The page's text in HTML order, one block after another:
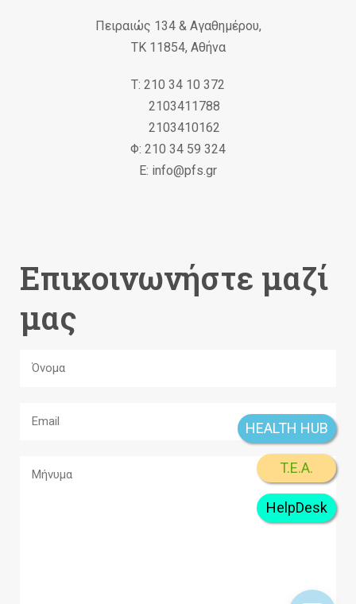
Πειραιώς 134 & Αγαθημέρου,
ΤΚ 11854, Αθήνα
Τ: 210 34 10 372
2103411788
2103410162
Φ: 210 34 59 324
Ε: info@pfs.gr
Επικοινωνήστε μαζί
μας
HelpDesk
T.E.A.
HEALTH HUB